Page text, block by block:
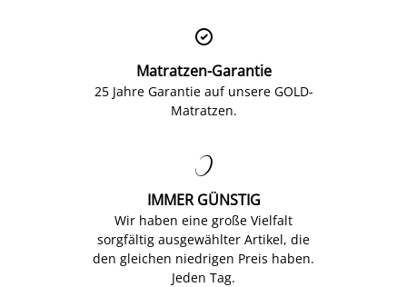

Matratzen-Garantie
25 Jahre Garantie auf unsere GOLD-
Matratzen.

IMMER GÜNSTIG
Wir haben eine große Vielfalt
sorgfältig ausgewählter Artikel, die
den gleichen niedrigen Preis haben.
Jeden Tag.